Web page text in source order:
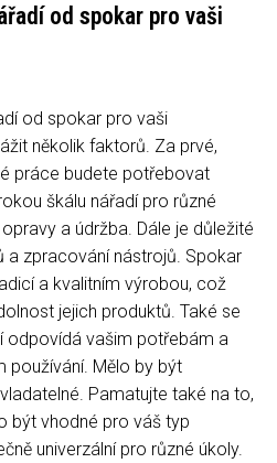
od spokar pro vaši
od spokar pro vaši
několik faktorů. Za prvé,
práce budete potřebovat
škálu nářadí pro různé
a údržba. Dále je důležité
a zpracování nástrojů. Spokar
a kvalitním výrobou, což
jejich produktů. Také se
odpovídá vašim potřebám a
používání. Mělo by být
Pamatujte také na to,
být vhodné pro váš typ
univerzální pro různé úkoly.